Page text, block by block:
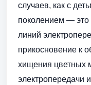
случаев, как с
поколением — это
линий
прикосновение к
хищения цветных
электропередачи